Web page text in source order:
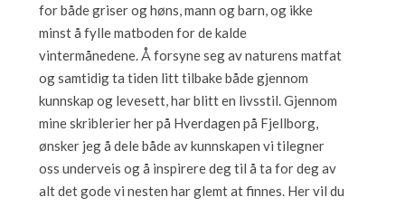
for både griser og høns, mann og barn, og ikke
minst å fylle matboden for de kalde
vintermånedene. Å forsyne seg av naturens matfat
og samtidig ta tiden litt tilbake både gjennom
kunnskap og levesett, har blitt en livsstil. Gjennom
mine skriblerier her på Hverdagen på Fjellborg,
ønsker jeg å dele både av kunnskapen vi tilegner
oss underveis og å inspirere deg til å ta for deg av
alt det gode vi nesten har glemt at finnes. Her vil du